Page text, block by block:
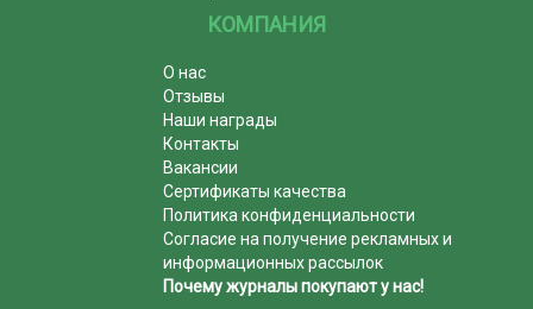
КОМПАНИЯ
О нас
Отзывы
Наши награды
Контакты
Вакансии
Сертификаты качества
Политика конфиденциальности
Согласие на получение рекламных и
информационных рассылок
Почему журналы покупают у нас!